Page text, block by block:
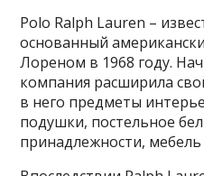
Polo Ralph Lauren –
основанный
Лореном в 1968 году.
компания расширила
в него предметы
подушки, постельное
принадлежности, мебель